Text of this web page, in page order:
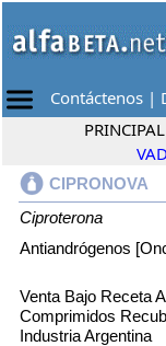
Contáctenos |
PRINCIPAL
CIPRONOVA
Ciproterona
Antiandrógenos
Venta Bajo Receta
Comprimidos
Industria Argentina